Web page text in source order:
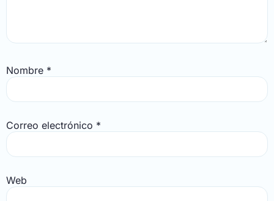
Nombre *
Correo electrónico *
Web